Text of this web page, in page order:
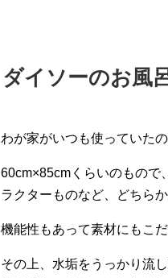
ダイソーのお風
わが家がいつも使っていた
60cm×85cmくらいのもので
ラクターものなど、どちら
機能性もあって素材にもこ
その上、水垢をうっかり流